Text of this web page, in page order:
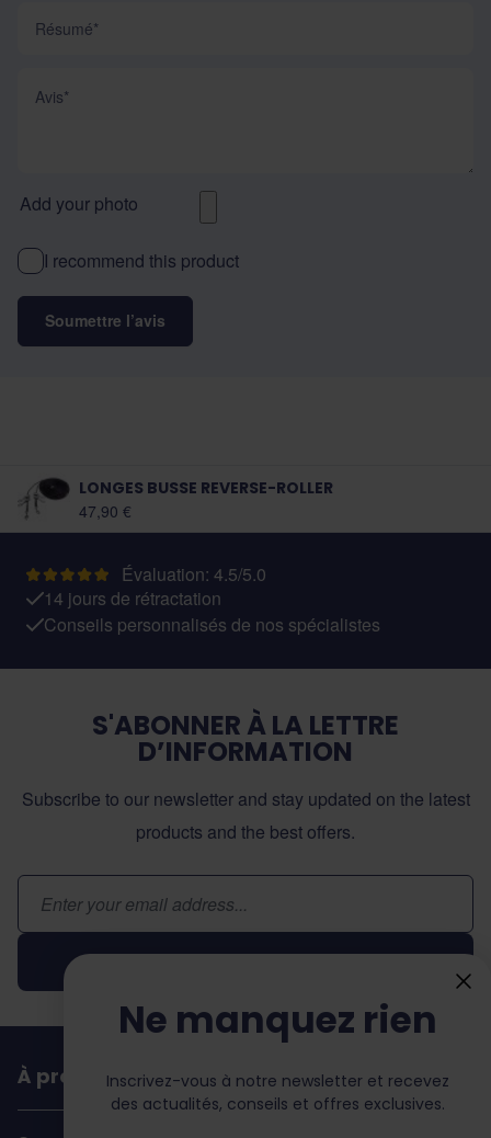
Add your photo
I recommend this product
Soumettre l’avis
LONGES BUSSE REVERSE-ROLLER
47,90 €
Évaluation: 4.5/5.0
14 jours de rétractation
Conseils personnalisés de nos spécialistes
S'ABONNER À LA LETTRE
D’INFORMATION
Subscribe to our newsletter and stay updated on the latest
products and the best offers.
Adresse email
Inscription
À propos de dochorse
Ne manquez rien
Inscrivez-vous à notre newsletter et recevez
des actualités, conseils et offres exclusives.